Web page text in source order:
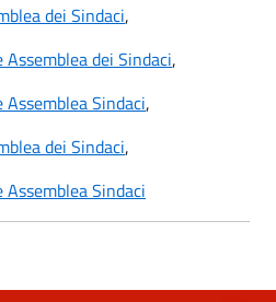
dei Sindaci,
dei Sindaci,
Sindaci,
dei Sindaci,
Sindaci